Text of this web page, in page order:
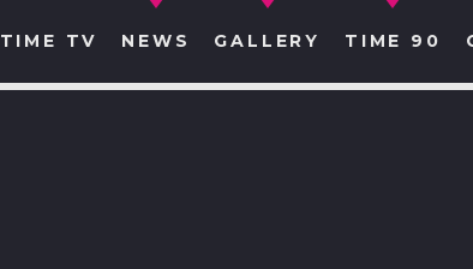
TIME TV NEWS GALLERY TIME 90